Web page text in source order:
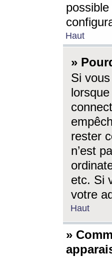
Haut
»
Si
rester
n’est
etc. Si
votre
Haut
»